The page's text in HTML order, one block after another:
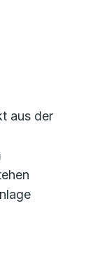
aus der